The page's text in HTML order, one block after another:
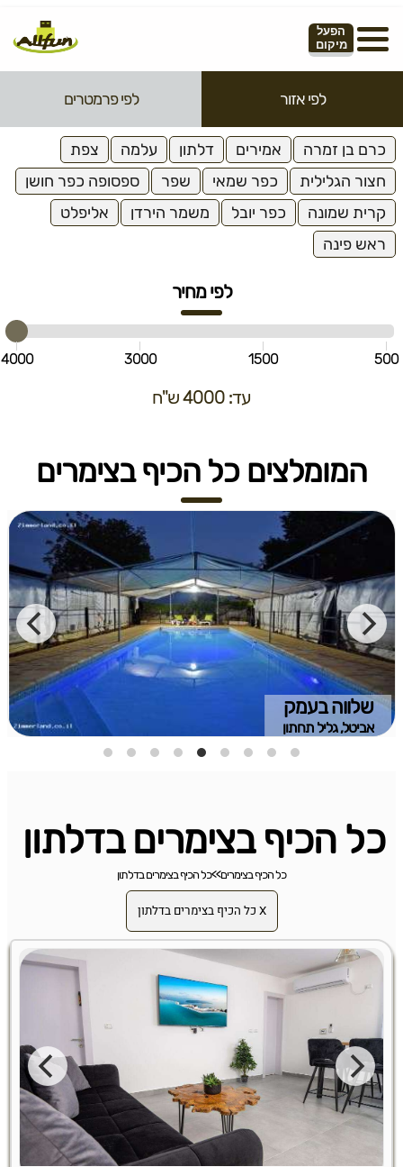
הפעל
מיקום
לפי אזור לפי פרמטרים
כרם בן זמרה אמירים דלתון עלמה
צפת
חצור הגלילית
כפר שמאי שפר
ספסופה כפר חושן
קרית שמונה
כפר יובל משמר הירדן
אליפלט
ראש פינה
לפי מחיר
500
1500
3000
4000
עד: 4000 ש"ח
המומלצים כל הכיף בצימרים
שלווה בעמק
אביטל, גליל תחתון
כל הכיף בצימרים בדלתון
כל הכיף בצימרים>>כל הכיף בצימרים בדלתון
X כל הכיף בצימרים בדלתון